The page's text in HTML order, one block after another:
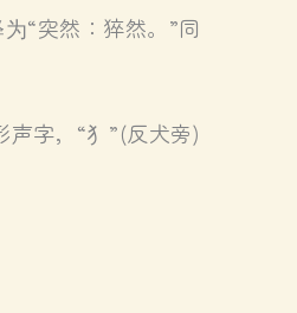
“突然：猝然。”同
字，“犭”(反犬旁)